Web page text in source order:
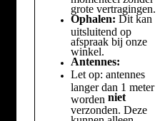
grote vertragingen.
Ophalen: Dit kan
uitsluitend op
afspraak bij onze
winkel.
Antennes:
Let op: antennes
langer dan 1 meter
worden niet
verzonden. Deze
kunnen alleen